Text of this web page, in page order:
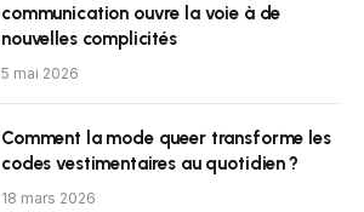
communication ouvre la voie à de
nouvelles complicités
5 mai 2026
Comment la mode queer transforme les
codes vestimentaires au quotidien ?
18 mars 2026